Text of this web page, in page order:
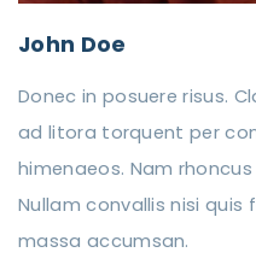
John Doe
Donec in posuere risus.
ad litora torquent per
himenaeos. Nam
Nullam convallis nisi quis
massa accumsan.